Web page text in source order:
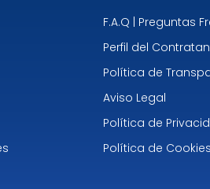
F.A.Q | Preguntas
Perfil del
Política de
Aviso Legal
Política de
Política de Cookies